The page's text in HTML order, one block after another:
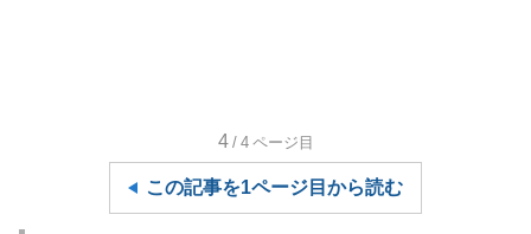
4 /4 ページ目
この記事を1ページ目から読む